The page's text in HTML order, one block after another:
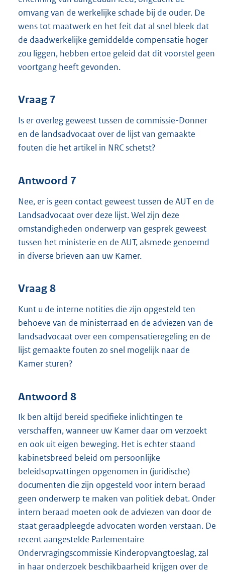
omvang van de werkelijke schade bij de ouder. De
wens tot maatwerk en het feit dat al snel bleek dat
de daadwerkelijke gemiddelde compensatie hoger
zou liggen, hebben ertoe geleid dat dit voorstel geen
voortgang heeft gevonden.
Vraag 7
Is er overleg geweest tussen de commissie-Donner
en de landsadvocaat over de lijst van gemaakte
fouten die het artikel in NRC schetst?
Antwoord 7
Nee, er is geen contact geweest tussen de AUT en de
Landsadvocaat over deze lijst. Wel zijn deze
omstandigheden onderwerp van gesprek geweest
tussen het ministerie en de AUT, alsmede genoemd
in diverse brieven aan uw Kamer.
Vraag 8
Kunt u de interne notities die zijn opgesteld ten
behoeve van de ministerraad en de adviezen van de
landsadvocaat over een compensatieregeling en de
lijst gemaakte fouten zo snel mogelijk naar de
Kamer sturen?
Antwoord 8
Ik ben altijd bereid specifieke inlichtingen te
verschaffen, wanneer uw Kamer daar om verzoekt
en ook uit eigen beweging. Het is echter staand
kabinetsbreed beleid om persoonlijke
beleidsopvattingen opgenomen in (juridische)
documenten die zijn opgesteld voor intern beraad
geen onderwerp te maken van politiek debat. Onder
intern beraad moeten ook de adviezen van door de
staat geraadpleegde advocaten worden verstaan. De
recent aangestelde Parlementaire
Ondervragingscommissie Kinderopvangtoeslag, zal
in haar onderzoek beschikbaarheid krijgen over de